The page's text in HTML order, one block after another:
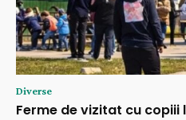
Diverse
Ferme de vizitat cu copiii